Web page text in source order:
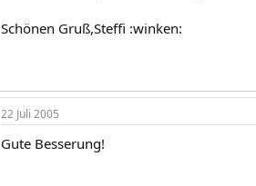
Schönen Gruß,Steffi :winken:
22 Juli 2005
Gute Besserung!